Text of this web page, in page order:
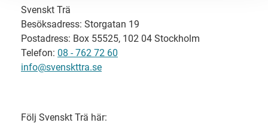
Svenskt Trä
Besöksadress: Storgatan 19
Postadress: Box 55525, 102 04 Stockholm
Telefon: 08 - 762 72 60
info@svenskttra.se
Följ Svenskt Trä här: